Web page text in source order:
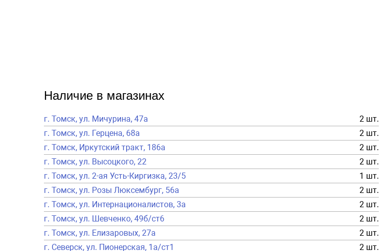
Наличие в магазинах
г. Томск, ул. Мичурина, 47а
2 шт.
г. Томск, ул. Герцена, 68а
2 шт.
г. Томск, Иркутский тракт, 186а
2 шт.
г. Томск, ул. Высоцкого, 22
2 шт.
г. Томск, ул. 2-ая Усть-Киргизка, 23/5
1 шт.
г. Томск, ул. Розы Люксембург, 56а
2 шт.
г. Томск, ул. Интернационалистов, 3а
2 шт.
г. Томск, ул. Шевченко, 49б/ст6
2 шт.
г. Томск, ул. Елизаровых, 27а
2 шт.
г. Северск, ул. Пионерская, 1а/ст1
2 шт.